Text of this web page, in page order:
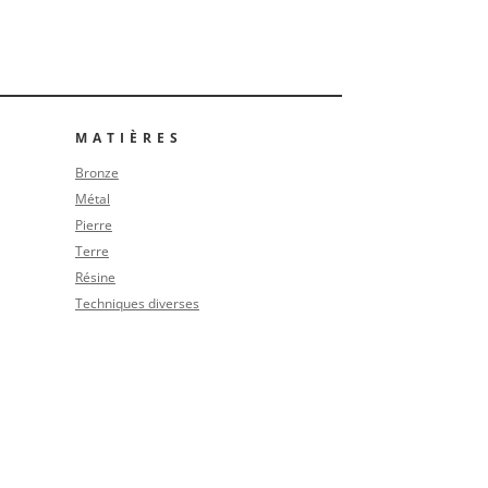
MATIÈRES
Bronze
Métal
Pierre
Terre
Résine
Techniques diverses